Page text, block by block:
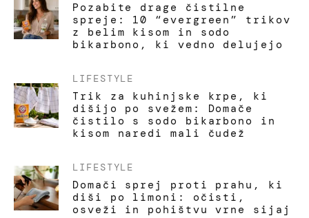
Pozabite drage čistilne
spreje: 10 “evergreen” trikov
z belim kisom in sodo
bikarbono, ki vedno delujejo
LIFESTYLE
Trik za kuhinjske krpe, ki
dišijo po svežem: Domače
čistilo s sodo bikarbono in
kisom naredi mali čudež
LIFESTYLE
Domači sprej proti prahu, ki
diši po limoni: očisti,
osveži in pohištvu vrne sijaj